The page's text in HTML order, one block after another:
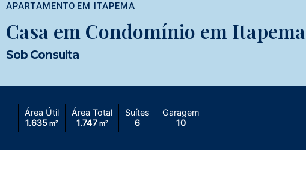
APARTAMENTO EM ITAPEMA
Casa em Condomínio em Itapema
Sob Consulta
Área Útil
1.635 m²
Área Total
1.747m²
Suítes
6
Garagem
10